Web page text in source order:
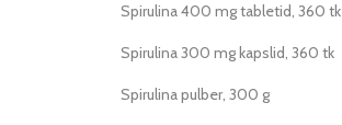
Spirulina 400 mg tabletid, 360 tk
Spirulina 300 mg kapslid, 360 tk
Spirulina pulber, 300 g